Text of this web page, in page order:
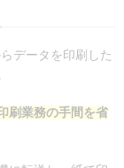
データを印刷した
刷業務の手間を省